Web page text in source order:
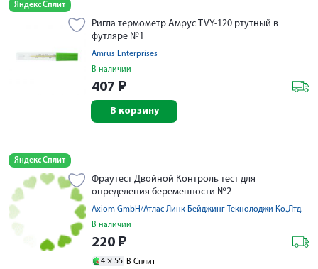
Яндекс Сплит
Ригла термометр Амрус TVY-120 ртутный в
футляре №1
Amrus Enterprises
В наличии
407 ₽
В корзину
Яндекс Сплит
Фраутест Двойной Контроль тест для
определения беременности №2
Axiom GmbH/Атлас Линк Бейджинг Текнолоджи Ко.,Лтд.
В наличии
220 ₽
4 × 55 В Сплит